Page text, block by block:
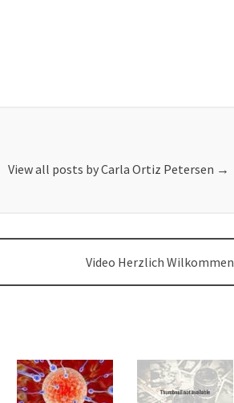
View all posts by Carla Ortiz Petersen →
Video Herzlich Wilkommen